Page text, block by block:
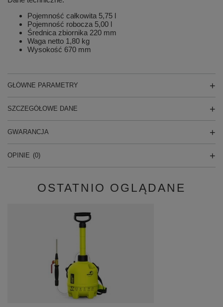
Pojemność całkowita 5,75 l
Pojemność robocza 5,00 l
Średnica zbiornika 220 mm
Waga netto 1,80 kg
Wysokość 670 mm
GŁÓWNE PARAMETRY
SZCZEGÓŁOWE DANE
GWARANCJA
OPINIE (0)
OSTATNIO OGLĄDANE